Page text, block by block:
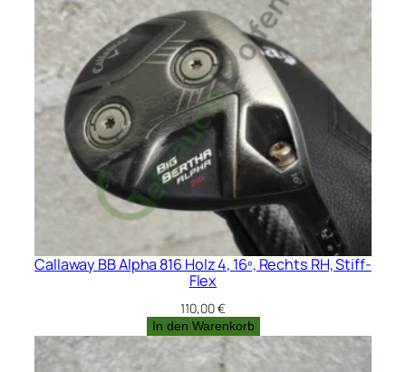
Callaway BB Alpha 816 Holz 4, 16º, Rechts RH, Stiff-
Flex
110,00€
In den Warenkorb